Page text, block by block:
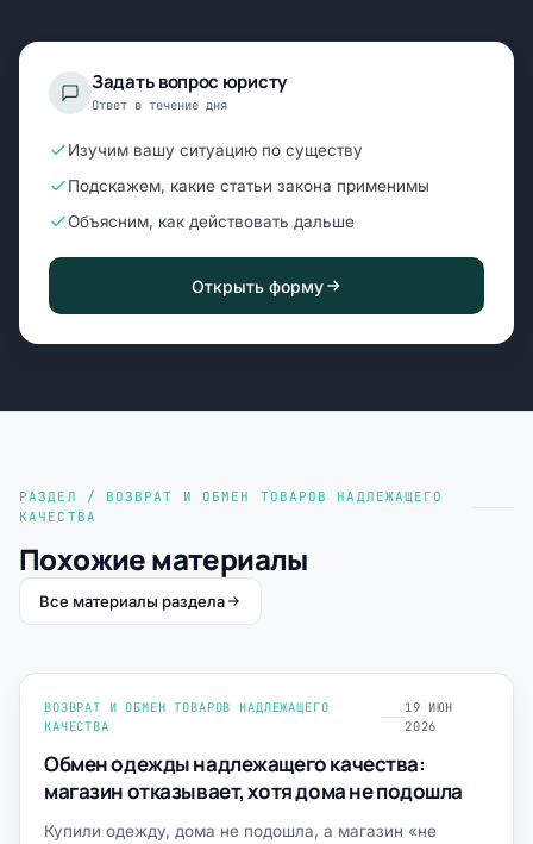
Задать вопрос юристу
Ответ в течение дня
Изучим вашу ситуацию по существу
Подскажем, какие статьи закона применимы
Объясним, как действовать дальше
Открыть форму
РАЗДЕЛ / ВОЗВРАТ И ОБМЕН ТОВАРОВ НАДЛЕЖАЩЕГО
КАЧЕСТВА
Похожие материалы
Все материалы раздела
ВОЗВРАТ И ОБМЕН ТОВАРОВ НАДЛЕЖАЩЕГО
КАЧЕСТВА
19 ИЮН
2026
Обмен одежды надлежащего качества:
магазин отказывает, хотя дома не подошла
Купили одежду, дома не подошла, а магазин «не